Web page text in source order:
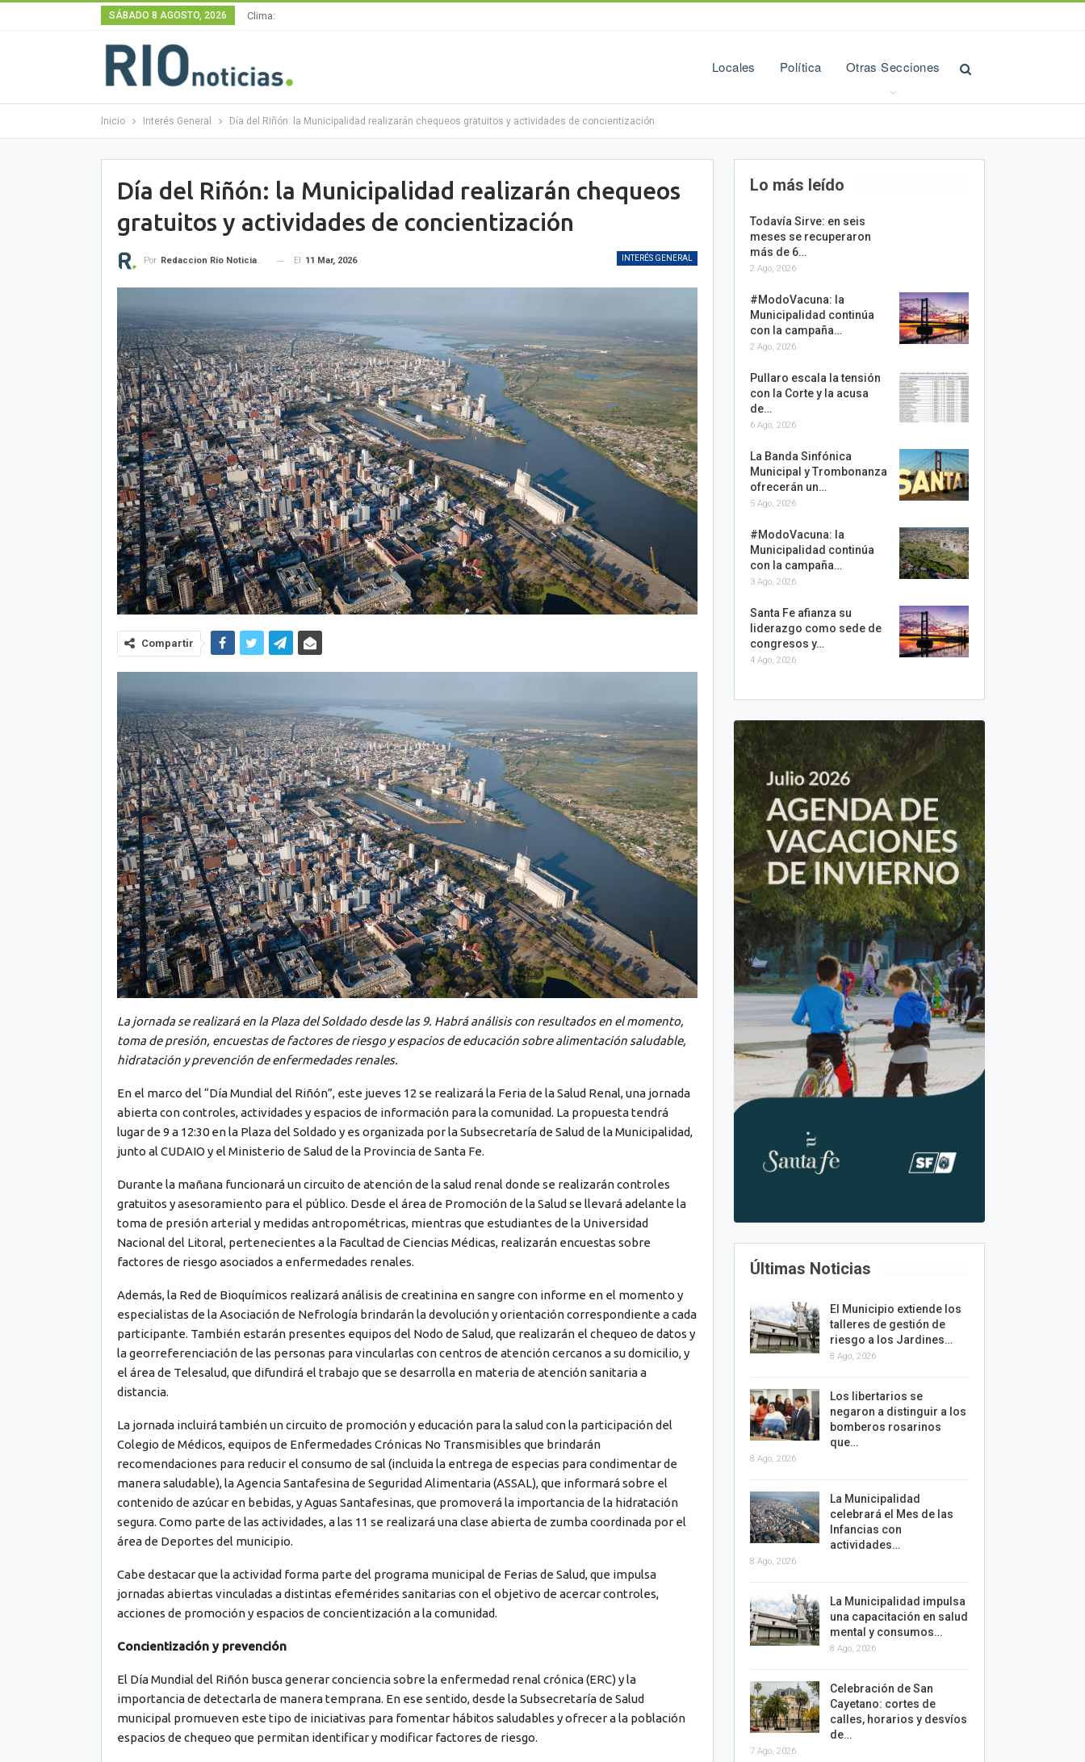
SÁBADO 8 AGOSTO, 2026 Clima:
Locales Política Otras Secciones
Inicio Interés General Día del Riñón: la Municipalidad realizarán chequeos gratuitos y actividades de concientización
Día del Riñón: la Municipalidad realizarán chequeos
gratuitos y actividades de concientización
INTERÉS GENERAL
Por Redaccion Rio Noticias OK El 11 Mar, 2026
Compartir
La jornada se realizará en la Plaza del Soldado desde las 9. Habrá análisis con resultados en el momento,
toma de presión, encuestas de factores de riesgo y espacios de educación sobre alimentación saludable,
hidratación y prevención de enfermedades renales.
En el marco del “Día Mundial del Riñón”, este jueves 12 se realizará la Feria de la Salud Renal, una jornada
abierta con controles, actividades y espacios de información para la comunidad. La propuesta tendrá
lugar de 9 a 12:30 en la Plaza del Soldado y es organizada por la Subsecretaría de Salud de la Municipalidad,
junto al CUDAIO y el Ministerio de Salud de la Provincia de Santa Fe.
Durante la mañana funcionará un circuito de atención de la salud renal donde se realizarán controles
gratuitos y asesoramiento para el público. Desde el área de Promoción de la Salud se llevará adelante la
toma de presión arterial y medidas antropométricas, mientras que estudiantes de la Universidad
Nacional del Litoral, pertenecientes a la Facultad de Ciencias Médicas, realizarán encuestas sobre
factores de riesgo asociados a enfermedades renales.
Además, la Red de Bioquímicos realizará análisis de creatinina en sangre con informe en el momento y
especialistas de la Asociación de Nefrología brindarán la devolución y orientación correspondiente a cada
participante. También estarán presentes equipos del Nodo de Salud, que realizarán el chequeo de datos y
la georreferenciación de las personas para vincularlas con centros de atención cercanos a su domicilio, y
el área de Telesalud, que difundirá el trabajo que se desarrolla en materia de atención sanitaria a
distancia.
La jornada incluirá también un circuito de promoción y educación para la salud con la participación del
Colegio de Médicos, equipos de Enfermedades Crónicas No Transmisibles que brindarán
recomendaciones para reducir el consumo de sal (incluida la entrega de especias para condimentar de
manera saludable), la Agencia Santafesina de Seguridad Alimentaria (ASSAL), que informará sobre el
contenido de azúcar en bebidas, y Aguas Santafesinas, que promoverá la importancia de la hidratación
segura. Como parte de las actividades, a las 11 se realizará una clase abierta de zumba coordinada por el
área de Deportes del municipio.
Cabe destacar que la actividad forma parte del programa municipal de Ferias de Salud, que impulsa
jornadas abiertas vinculadas a distintas efemérides sanitarias con el objetivo de acercar controles,
acciones de promoción y espacios de concientización a la comunidad.
Concientización y prevención
El Día Mundial del Riñón busca generar conciencia sobre la enfermedad renal crónica (ERC) y la
importancia de detectarla de manera temprana. En ese sentido, desde la Subsecretaría de Salud
municipal promueven este tipo de iniciativas para fomentar hábitos saludables y ofrecer a la población
espacios de chequeo que permitan identificar y modificar factores de riesgo.
Lo más leído
Todavía Sirve: en seis
meses se recuperaron
más de 6…
2 Ago, 2026
#ModoVacuna: la
Municipalidad continúa
con la campaña…
2 Ago, 2026
Pullaro escala la tensión
con la Corte y la acusa
de…
6 Ago, 2026
La Banda Sinfónica
Municipal y Trombonanza
ofrecerán un…
5 Ago, 2026
#ModoVacuna: la
Municipalidad continúa
con la campaña…
3 Ago, 2026
Santa Fe afianza su
liderazgo como sede de
congresos y…
4 Ago, 2026
Últimas Noticias
El Municipio extiende los
talleres de gestión de
riesgo a los Jardines…
8 Ago, 2026
Los libertarios se
negaron a distinguir a los
bomberos rosarinos
que…
8 Ago, 2026
La Municipalidad
celebrará el Mes de las
Infancias con
actividades…
8 Ago, 2026
La Municipalidad impulsa
una capacitación en salud
mental y consumos…
8 Ago, 2026
Celebración de San
Cayetano: cortes de
calles, horarios y desvíos
de…
7 Ago, 2026